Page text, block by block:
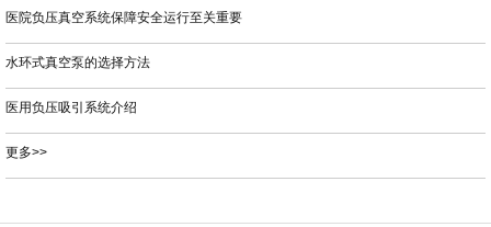
医院负压真空系统保障安全运行至关重要
水环式真空泵的选择方法
医用负压吸引系统介绍
更多>>